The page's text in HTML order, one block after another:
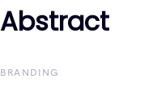
Abstract
Abstract
BRANDING